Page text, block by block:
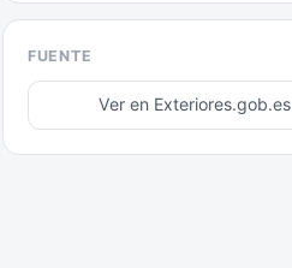
FUENTE
Ver en Exteriores.gob.es